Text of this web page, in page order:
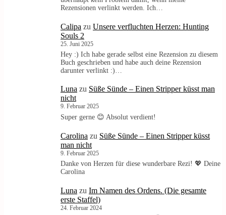
Rezensionen verlinkt werden. Ich…
Calipa zu Unsere verfluchten Herzen: Hunting
Souls 2
25. Juni 2025
Hey :) Ich habe gerade selbst eine Rezension zu diesem
Buch geschrieben und habe auch deine Rezension
darunter verlinkt :)…
Luna zu Süße Sünde – Einen Stripper küsst man
nicht
9. Februar 2025
Super gerne 😊 Absolut verdient!
Carolina zu Süße Sünde – Einen Stripper küsst
man nicht
9. Februar 2025
Danke von Herzen für diese wunderbare Rezi! 💖 Deine
Carolina
Luna zu Im Namen des Ordens. (Die gesamte
erste Staffel)
24. Februar 2024